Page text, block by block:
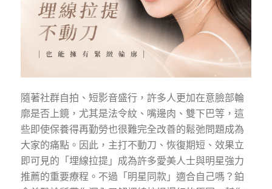
隨著社群自拍、短影音盛行，許多人更加在意臉部輪
廓是否上鏡，尤其是法令紋、嘴邊肉、雙下巴等，這
些即使保養得再勤勞也很難完全改善的鬆弛問題成為
大家的痛點。因此，主打不動刀、恢復期短、效果立
即可見的「埋線拉提」成為許多愛美人士與明星強力
推薦的重要療程。不過「明星同款」適合自己嗎？鉑